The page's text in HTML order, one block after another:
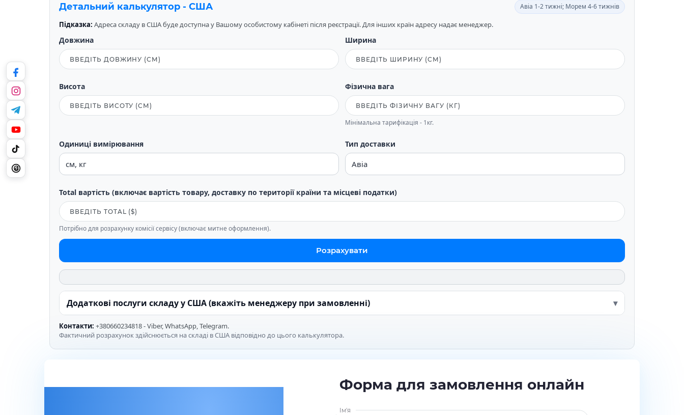
Детальний калькулятор - США Авіа 1-2 тижні; Морем 4-6 тижнів
Підказка: Адреса складу в США буде доступна у Вашому особистому кабінеті після реєстрації. Для інших країн адресу надає менеджер.
Довжина Ширина
Висота Фізична вага
Мінімальна тарифікація - 1кг.
Одиниці вимірювання Тип доставки
Total вартість (включає вартість товару, доставку по території країни та місцеві податки)
Потрібно для розрахунку комісії сервісу (включає митне оформлення).
Розрахувати
Додаткові послуги складу у США (вкажіть менеджеру при замовленні)
Контакти: +380660234818 - Viber, WhatsApp, Telegram.
Фактичний розрахунок здійснюється на складі в США відповідно до цього калькулятора.
Форма для замовлення онлайн
Ім'я